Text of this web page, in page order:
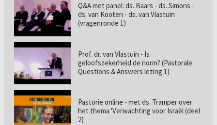
Q&A met panel: ds. Baars - ds. Simons -
ds. van Kooten - ds. van Vlastuin
(vragenronde 1)
Prof. dr. van Vlastuin - Is
geloofszekerheid de norm? (Pastorale
Questions & Answers lezing 1)
Pastorie online - met ds. Tramper over
het thema 'Verwachting voor Israël (deel
2)